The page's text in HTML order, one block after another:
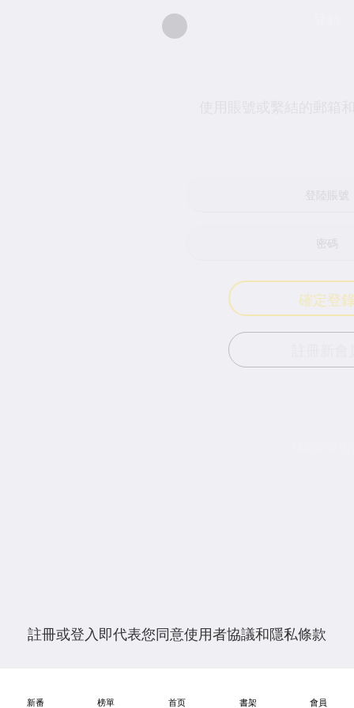
確定登錄
註冊新會員
註冊或登入即代表您同意使用者協議和隱私條款
新番 榜單 首页 書架 會員